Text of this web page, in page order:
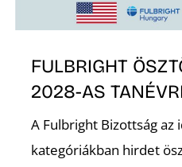
FULBRIGHT
2028-AS
A Fulbright Bizottság az
kategóriákban hirdet